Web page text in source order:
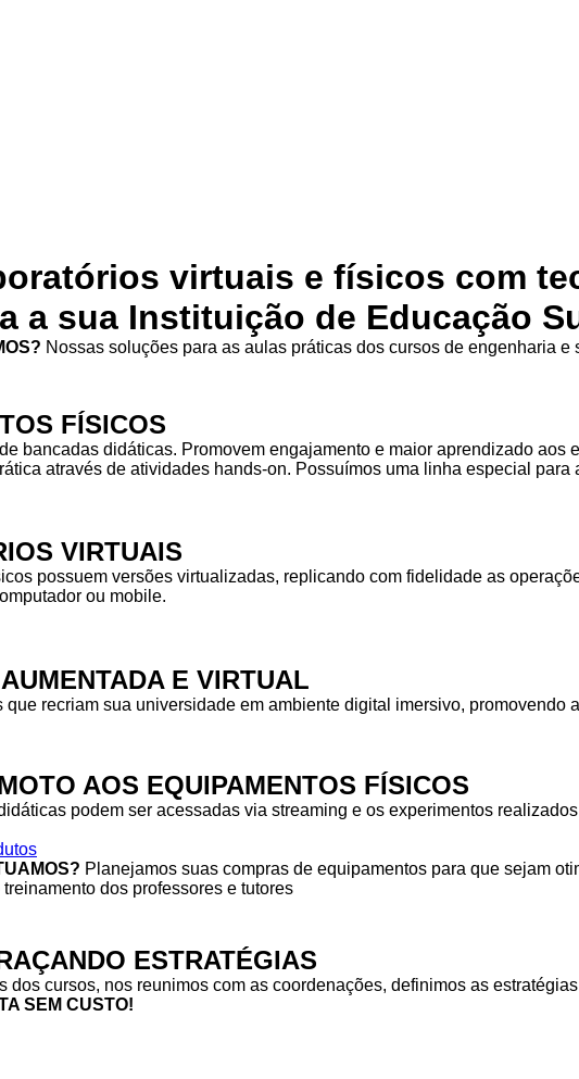
virtuais e físicos com
a sua Instituição de Educação
Nossas soluções para as aulas práticas dos cursos de engenharia
FÍSICOS
bancadas didáticas. Promovem engajamento e maior aprendizado aos
através de atividades hands-on. Possuímos uma linha especial
VIRTUAIS
possuem versões virtualizadas, replicando com fidelidade as
ou mobile.
E VIRTUAL
que recriam sua universidade em ambiente digital imersivo, promovendo
AOS EQUIPAMENTOS FÍSICOS
podem ser acessadas via streaming e os experimentos
Planejamos suas compras de equipamentos para que sejam
dos professores e tutores
ESTRATÉGIAS
dos cursos, nos reunimos com as coordenações, definimos as
SEM CUSTO!